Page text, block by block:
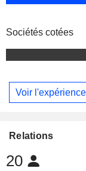
Sociétés cotées
Voir
Relations
20